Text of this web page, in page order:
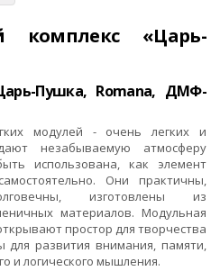
комплекс «Царь-
Пушка, Romana, ДМФ-
модулей - очень легких и
незабываемую атмосферу
использована, как элемент
Они практичны,
изготовлены из
материалов. Модульная
простор для творчества
для развития внимания, памяти,
и логического мышления.